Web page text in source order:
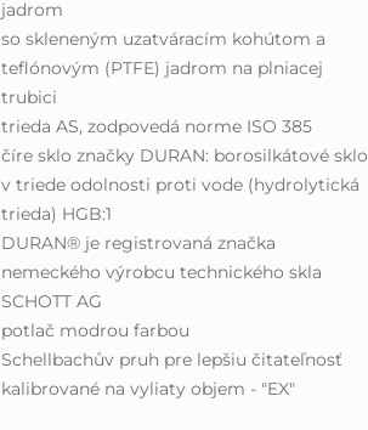
jadrom
so skleneným uzatváracím kohútom a
teflónovým (PTFE) jadrom na plniacej
trubici
trieda AS, zodpovedá norme ISO 385
číre sklo značky DURAN: borosilkátové sklo
v triede odolnosti proti vode (hydrolytická
trieda) HGB:1
DURAN® je registrovaná značka
nemeckého výrobcu technického skla
SCHOTT AG
potlač modrou farbou
Schellbachův pruh pre lepšiu čitateľnosť
kalibrované na vyliaty objem - "EX"